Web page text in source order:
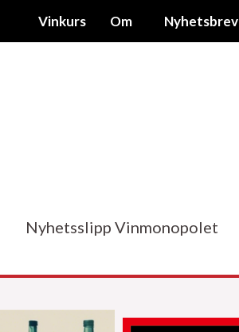
Vinkurs Om Nyhetsbrev
Nyhetsslipp Vinmonopolet